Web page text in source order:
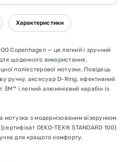
Характеристики
Copenhagen — це легкий і зручний
щоденного використання,
поліестерової мотузки. Повідець
ручку, аксесуар D-Ring, ефективний
і легкий алюмінієвий карабін із
мотузка з модернізованим візерунком
OEKO-TEX® STANDARD 100)
для кращого комфорту.